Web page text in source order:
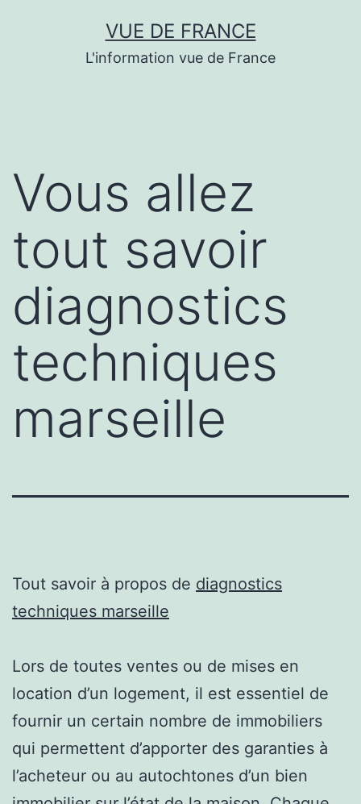
VUE DE FRANCE
L'information vue de France
Vous allez
tout savoir
diagnostics
techniques
marseille
Tout savoir à propos de diagnostics
techniques marseille
Lors de toutes ventes ou de mises en
location d’un logement, il est essentiel de
fournir un certain nombre de immobiliers
qui permettent d’apporter des garanties à
l’acheteur ou au autochtones d’un bien